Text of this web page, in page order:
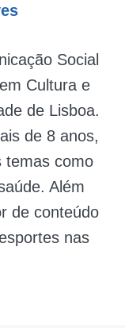
Social
Cultura e
de Lisboa.
de 8 anos,
temas como
Além
de conteúdo
nas